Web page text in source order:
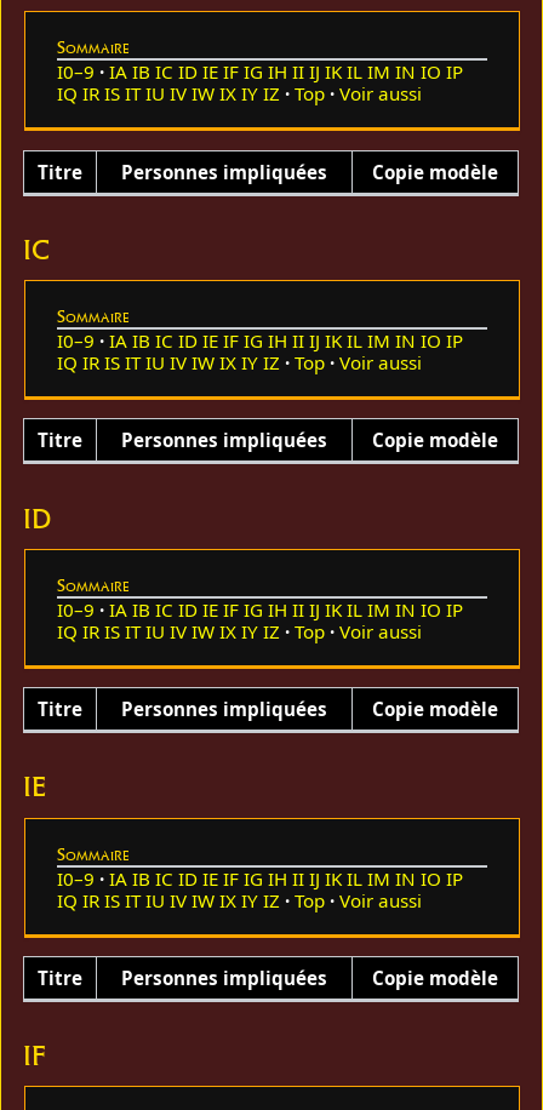
Sommaire
I0–9 IA IB IC ID IE IF IG IH II IJ IK IL IM IN IO IP
IQ IR IS IT IU IV IW IX IY IZ Top Voir aussi
Titre Personnes impliquées Copie modèle
IC
Sommaire
I0–9 IA IB IC ID IE IF IG IH II IJ IK IL IM IN IO IP
IQ IR IS IT IU IV IW IX IY IZ Top Voir aussi
Titre Personnes impliquées Copie modèle
ID
Sommaire
I0–9 IA IB IC ID IE IF IG IH II IJ IK IL IM IN IO IP
IQ IR IS IT IU IV IW IX IY IZ Top Voir aussi
Titre Personnes impliquées Copie modèle
IE
Sommaire
I0–9 IA IB IC ID IE IF IG IH II IJ IK IL IM IN IO IP
IQ IR IS IT IU IV IW IX IY IZ Top Voir aussi
Titre Personnes impliquées Copie modèle
IF